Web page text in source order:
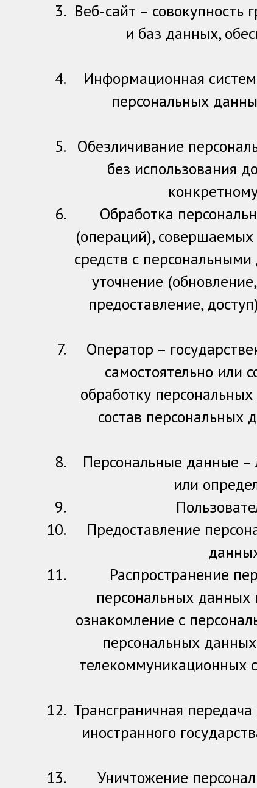
Веб-сайт –
и баз данных,
Информационная
персональных
Обезличивание
без использования
Обработка
(операций), совершаемых
средств с
уточнение
предоставление,
Оператор –
самостоятельно или
обработку
состав
Персональные данные –
или
Предоставление
Распространение
персональных данных
ознакомление с
персональных
телекоммуникационных
Трансграничная
иностранного
Уничтожение